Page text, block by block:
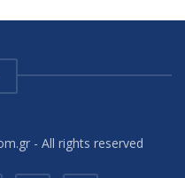
- All rights reserved